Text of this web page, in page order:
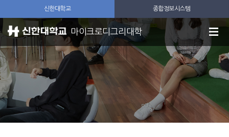
신한대학교 종합정보시스템
마이크로디그리대학